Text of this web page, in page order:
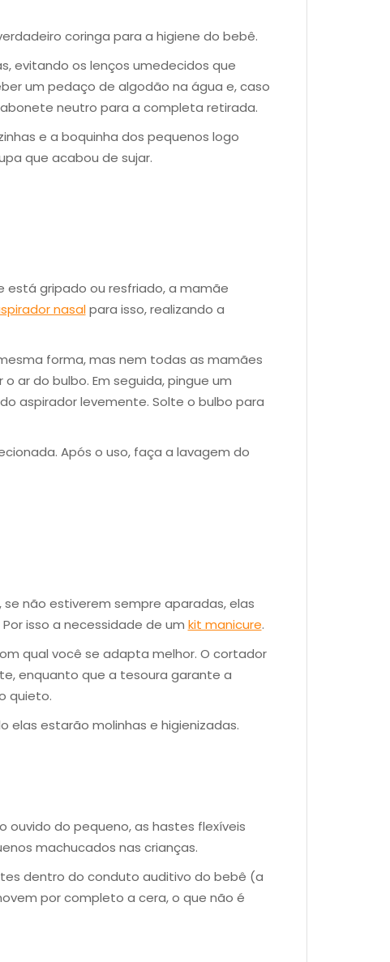
coringa para a higiene do bebê.
evitando os lenços umedecidos que
um pedaço de algodão na água e, caso
neutro para a completa retirada.
e a boquinha dos pequenos logo
que acabou de sujar.
está gripado ou resfriado, a mamãe
nasalpara isso, realizando a
forma, mas nem todas as mamães
ar do bulbo. Em seguida, pingue um
aspirador levemente. Solte o bulbo para
Após o uso, faça a lavagem do
não estiverem sempre aparadas, elas
isso a necessidade de um kit manicure.
qual você se adapta melhor. O cortador
enquanto que a tesoura garante a
quieto.
elas estarão molinhas e higienizadas.
ouvido do pequeno, as hastes flexíveis
machucados nas crianças.
dentro do conduto auditivo do bebê (a
por completo a cera, o que não é